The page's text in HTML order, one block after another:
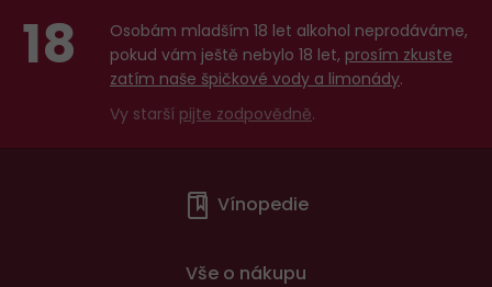
18
Osobám mladším 18 let alkohol neprodáváme,
pokud vám ještě nebylo 18 let, prosím zkuste
zatím naše špičkové vody a limonády.
Vy starší pijte zodpovědně.
Vínopedie
Vše o nákupu